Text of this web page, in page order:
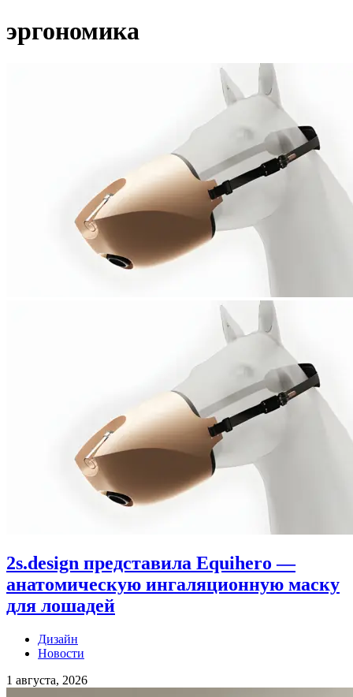
эргономика
2s.design представила Equihero —
анатомическую ингаляционную маску
для лошадей
Дизайн
Новости
1 августа, 2026